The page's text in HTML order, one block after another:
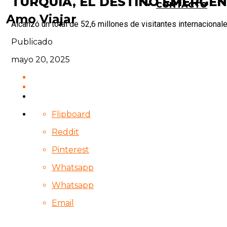
Amo Viajar
CONTACTO
Alcanzó un total de 52,6 millones de visitantes
Publicado
mayo 20, 2025
Flipboard
Reddit
Pinterest
Whatsapp
Whatsapp
Email